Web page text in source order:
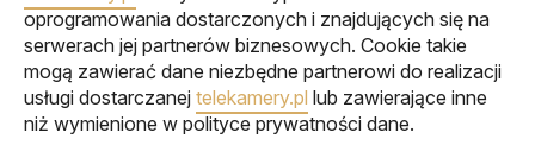
oprogramowania dostarczonych i znajdujących się na
serwerach jej partnerów biznesowych. Cookie takie
mogą zawierać dane niezbędne partnerowi do realizacji
usługi dostarczanej telekamery.pl lub zawierające inne
niż wymienione w polityce prywatności dane.